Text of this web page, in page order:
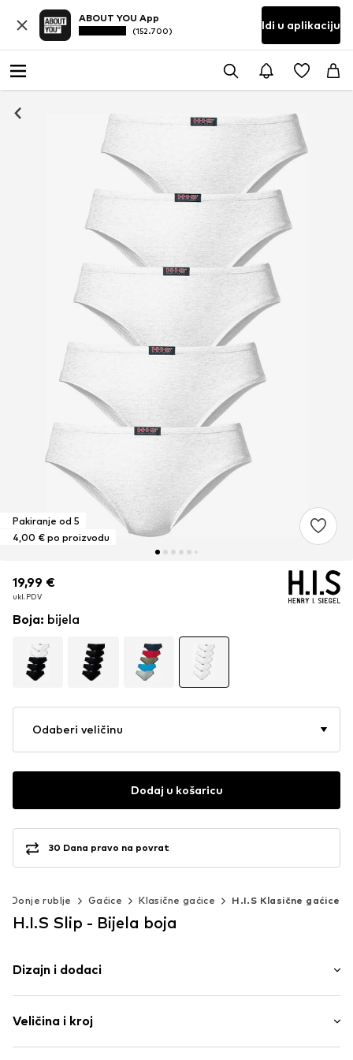
ABOUT YOU App
(152.700) Idi u aplikaciju
Pakiranje od 5
4,00 € po proizvodu
19,99 €
ukl. PDV
19,99 €
ukl. PDV
Boja: bijela
Odaberi veličinu
Dodaj u košaricu
30 Dana pravo na povrat
Donje rublje Gaćice Klasične gaćice H.I.S Klasične gaćice
H.I.S Slip - Bijela boja
Dizajn i dodaci
Jersey
Mekani grip
Veličina i kroj